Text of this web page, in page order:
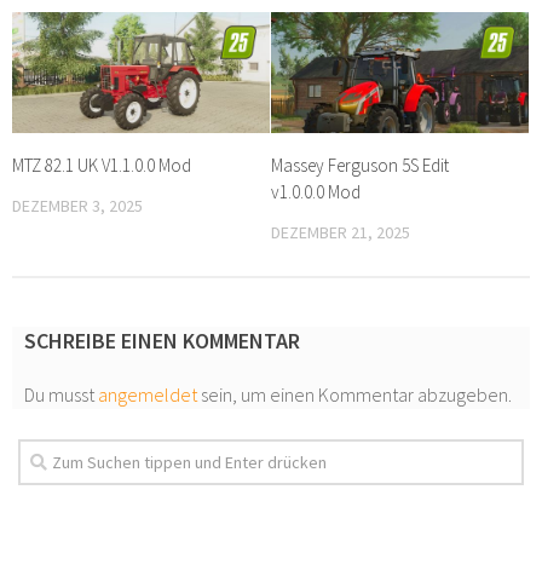
MTZ 82.1 UK V1.1.0.0 Mod
DEZEMBER 3, 2025
Massey Ferguson 5S Edit
v1.0.0.0 Mod
DEZEMBER 21, 2025
SCHREIBE EINEN KOMMENTAR
Du musstangemeldetsein, um einen Kommentar abzugeben.